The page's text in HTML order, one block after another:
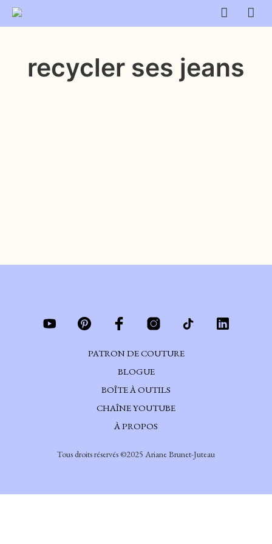
recycler ses jeans
PATRON DE COUTURE
BLOGUE
BOÎTE À OUTILS
CHAÎNE YOUTUBE
À PROPOS
Tous droits réservés ©2025 Ariane Brunet-Juteau